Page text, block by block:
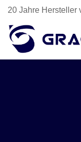
20 Jahre Hersteller